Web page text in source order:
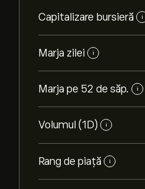
Capitalizare bursieră i
Marja zilei i
Marja pe 52 de săp. i
Volumul (1D) i
Rang de piață i